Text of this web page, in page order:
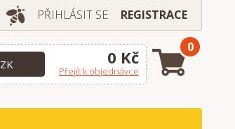
PŘIHLÁSIT SE REGISTRACE
0 Kč
Přejít k objednávce
0